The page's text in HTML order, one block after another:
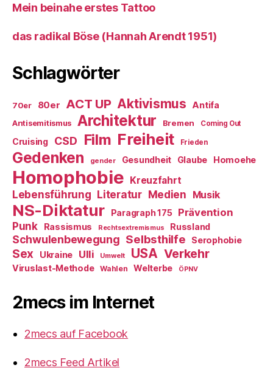
Mein beinahe erstes Tattoo
das radikal Böse (Hannah Arendt 1951)
Schlagwörter
70er 80er ACT UP Aktivismus Antifa
Antisemitismus Architektur Bremen Coming Out
Cruising CSD Film Freiheit Frieden
Gedenken gender Gesundheit Glaube Homoehe
Homophobie Kreuzfahrt
Lebensführung Literatur Medien Musik
NS-Diktatur Paragraph 175
Prävention
Punk
Rassismus Rechtsextremismus Russland
Schwulenbewegung Selbsthilfe Serophobie
Sex Ukraine Ulli Umwelt USA Verkehr
Viruslast-Methode Wahlen Welterbe ÖPNV
2mecs im Internet
2mecs auf Facebook
2mecs Feed Artikel